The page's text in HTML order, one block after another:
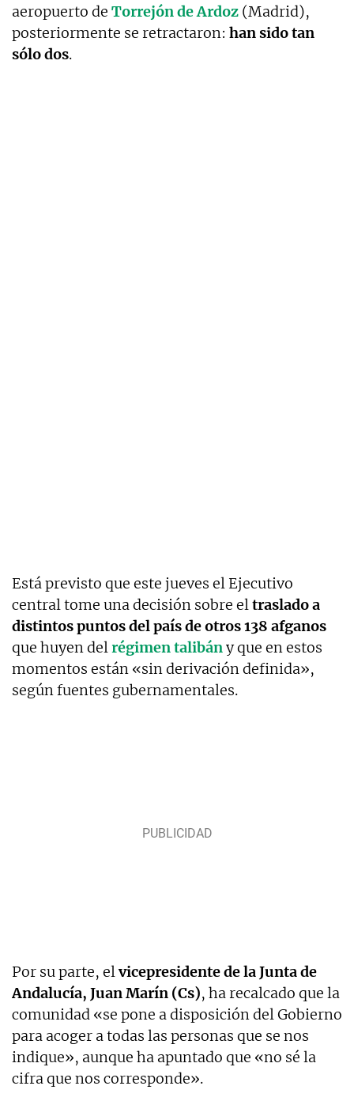
aeropuerto de Torrejón de Ardoz (Madrid),
posteriormente se retractaron: han sido tan
sólo dos.
Está previsto que este jueves el Ejecutivo
central tome una decisión sobre eltraslado a
distintos puntos del país de otros 138 afganos
que huyen delrégimen talibány que en estos
momentos están «sin derivación definida»,
según fuentes gubernamentales.
Por su parte, elvicepresidente de la Junta de
Andalucía, Juan Marín (Cs), ha recalcado que la
comunidad «se pone a disposición del Gobierno
para acoger a todas las personas que se nos
indique», aunque ha apuntado que «no sé la
cifra que nos corresponde».